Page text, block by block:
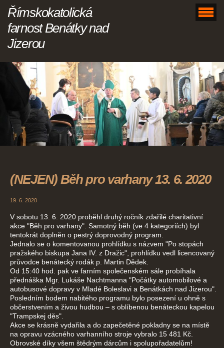
Římskokatolická
farnost Benátky nad
Jizerou
(NEJEN) Běh pro varhany 13. 6. 2020
19. 6. 2020
V sobotu 13. 6. 2020 proběhl druhý ročník zdařilé charitativní
akce "Běh pro varhany". Samotný běh (ve 4 kategoriích) byl
tentokrát doplněn o pestrý doprovodný program.
Jednalo se o komentovanou prohlídku s názvem "Po stopách
pražského biskupa Jana IV. z Dražic", prohlídku vedl licencovaný
průvodce benátecký rodák p. Martin Dědek.
Od 15:40 hod. pak ve farním společenském sále probíhala
přednáška Mgr. Lukáše Nachtmanna "Počátky automobilové a
autobusové dopravy v Mladé Boleslavi a Benátkách nad Jizerou".
Posledním bodem nabitého programu bylo posezení u ohně s
občerstvením a živou hudbou – s oblíbenou benáteckou kapelou
"Trampskej děs".
Akce se krásně vydařila a do zapečetěné pokladny se na místě
na opravu vzácného varhanního stroje vybralo 15 481 Kč.
Obrovské díky všem štědrým dárcům i spolupořadatelům!